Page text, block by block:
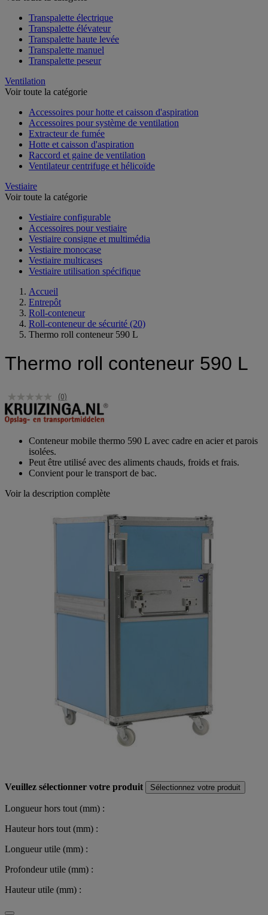
Transpalette électrique
Transpalette élévateur
Transpalette haute levée
Transpalette manuel
Transpalette peseur
Ventilation
Voir toute la catégorie
Accessoires pour hotte et caisson d'aspiration
Accessoires pour système de ventilation
Extracteur de fumée
Hotte et caisson d'aspiration
Raccord et gaine de ventilation
Ventilateur centrifuge et hélicoïde
Vestiaire
Voir toute la catégorie
Vestiaire configurable
Accessoires pour vestiaire
Vestiaire consigne et multimédia
Vestiaire monocase
Vestiaire multicases
Vestiaire utilisation spécifique
Accueil
Entrepôt
Roll-conteneur
Roll-conteneur de sécurité (20)
Thermo roll conteneur 590 L
Thermo roll conteneur 590 L
(0)
Conteneur mobile thermo 590 L avec cadre en acier et parois
isolées.
Peut être utilisé avec des aliments chauds, froids et frais.
Convient pour le transport de bac.
Voir la description complète
Veuillez sélectionner votre produit Sélectionnez votre produit
Longueur hors tout (mm) :
Hauteur hors tout (mm) :
Longueur utile (mm) :
Profondeur utile (mm) :
Hauteur utile (mm) :